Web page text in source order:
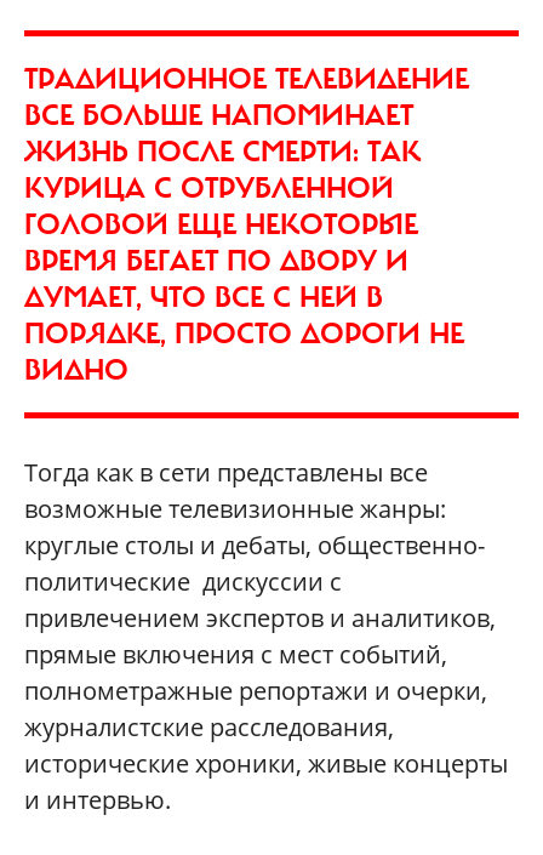
ТРАДИЦИОННОЕ ТЕЛЕВИДЕНИЕ
ВСЕ БОЛЬШЕ НАПОМИНАЕТ
ЖИЗНЬ ПОСЛЕ СМЕРТИ: ТАК
КУРИЦА С ОТРУБЛЕННОЙ
ГОЛОВОЙ ЕЩЕ НЕКОТОРЫЕ
ВРЕМЯ БЕГАЕТ ПО ДВОРУ И
ДУМАЕТ, ЧТО ВСЕ С НЕЙ В
ПОРЯДКЕ, ПРОСТО ДОРОГИ НЕ
ВИДНО
Тогда как в сети представлены все
возможные телевизионные жанры:
круглые столы и дебаты, общественно-
политические дискуссии с
привлечением экспертов и аналитиков,
прямые включения с мест событий,
полнометражные репортажи и очерки,
журналистские расследования,
исторические хроники, живые концерты
и интервью.